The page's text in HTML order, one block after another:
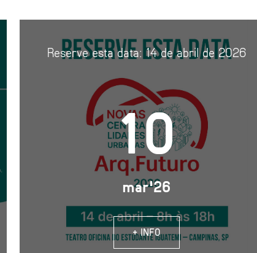
ECONOMIA URBANA
GESTÃO URBANA
Reserve esta data: 14 de abril de 2026
10
mar'26
+ INFO